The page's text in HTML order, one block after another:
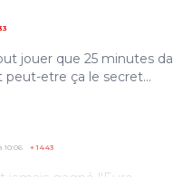
jouer que 25 minutes
peut-etre ça le secret...
10:06 +1443